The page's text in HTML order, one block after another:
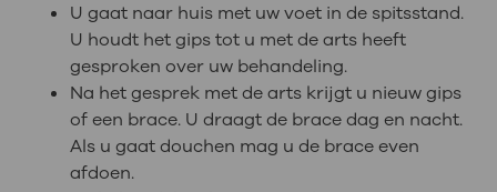
U gaat naar huis met uw voet in de spitsstand.
U houdt het gips tot u met de arts heeft
gesproken over uw behandeling.
Na het gesprek met de arts krijgt u nieuw gips
of een brace. U draagt de brace dag en nacht.
Als u gaat douchen mag u de brace even
afdoen.